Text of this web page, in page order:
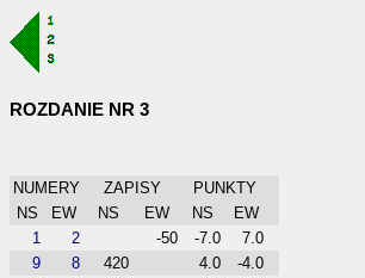
ROZDANIE NR 3
NUMERY ZAPISY
PUNKTY
NS
EW NS EW NS
EW
1
2 -50 -7.0
7.0
9
8 420 4.0
-4.0